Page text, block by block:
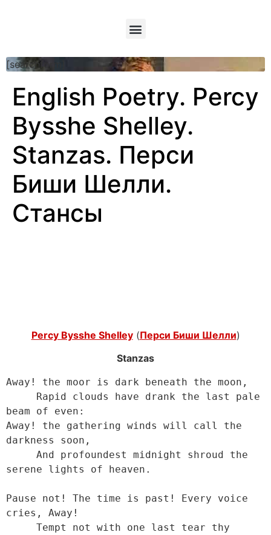
[searchform]
English Poetry. Percy
Bysshe Shelley.
Stanzas. Перси
Биши Шелли.
Стансы
Percy Bysshe Shelley(Перси Биши Шелли)
Stanzas
Away! the moor is dark beneath the moon,
beam of even:
Away! the gathering winds will call the
darkness soon,
serene lights of heaven.
Pause not! The time is past! Every voice
cries, Away!